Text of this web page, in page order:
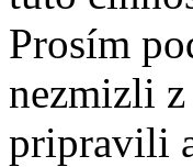
Prosím
nezmizli z
pripravili